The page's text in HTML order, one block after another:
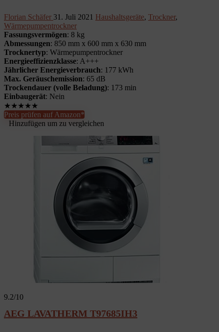
Florian Schäfer 31. Juli 2021 Haushaltsgeräte, Trockner,
Wärmepumpentrockner
Fassungsvermögen: 8 kg
Abmessungen: 850 mm x 600 mm x 630 mm
Trocknertyp: Wärmepumpentrockner
Energieeffizienzklasse: A+++
Jährlicher Energieverbrauch: 177 kWh
Max. Geräuschemission: 65 dB
Trockendauer (volle Beladung): 173 min
Einbaugerät: Nein
★★★★★
Preis prüfen auf Amazon*
Hinzufügen um zu vergleichen
9.2/10
AEG LAVATHERM T97685IH3